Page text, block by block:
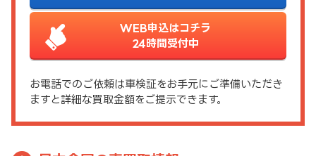
WEB申込はコチラ
24時間受付中
お電話でのご依頼は車検証をお手元にご準備いただき
ますと詳細な買取金額をご提示できます。